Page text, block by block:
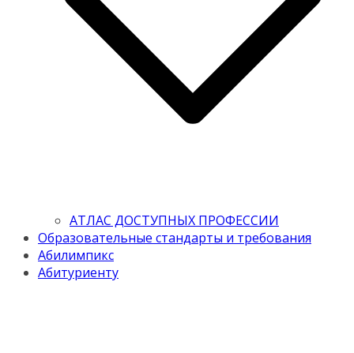
АТЛАС ДОСТУПНЫХ ПРОФЕССИИ
Образовательные стандарты и требования
Абилимпикс
Абитуриенту